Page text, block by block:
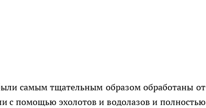
самым тщательным образом обработаны от
с помощью эхолотов и водолазов и полностью